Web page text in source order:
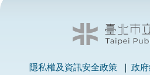
隱私權及資訊安全政策 政